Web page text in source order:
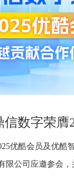
优酷会员及优酷
限公司应邀参会